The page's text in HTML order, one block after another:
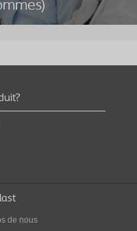
le plaisir
de nous